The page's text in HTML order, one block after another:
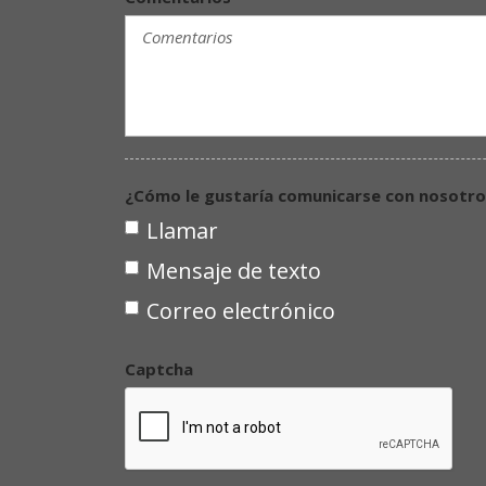
¿Cómo le gustaría comunicarse con
Llamar
Mensaje de texto
Correo electrónico
Captcha